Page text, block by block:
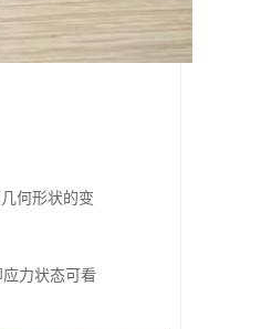
何形状的变
力状态可看